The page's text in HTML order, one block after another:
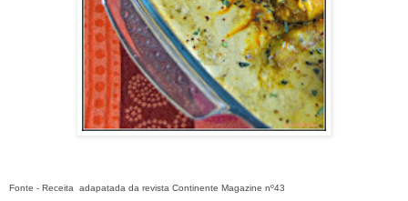
Fonte - Receita adapatada da revista Continente Magazine nº43